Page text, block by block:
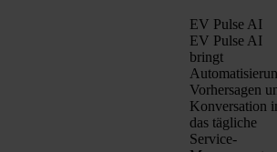
EV Pulse AI
EV Pulse AI
bringt
Vorhersagen
Konversation
das tägliche
Service-